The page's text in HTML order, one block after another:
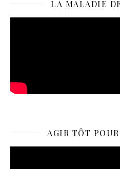
LA MALADIE
AGIR TÔT